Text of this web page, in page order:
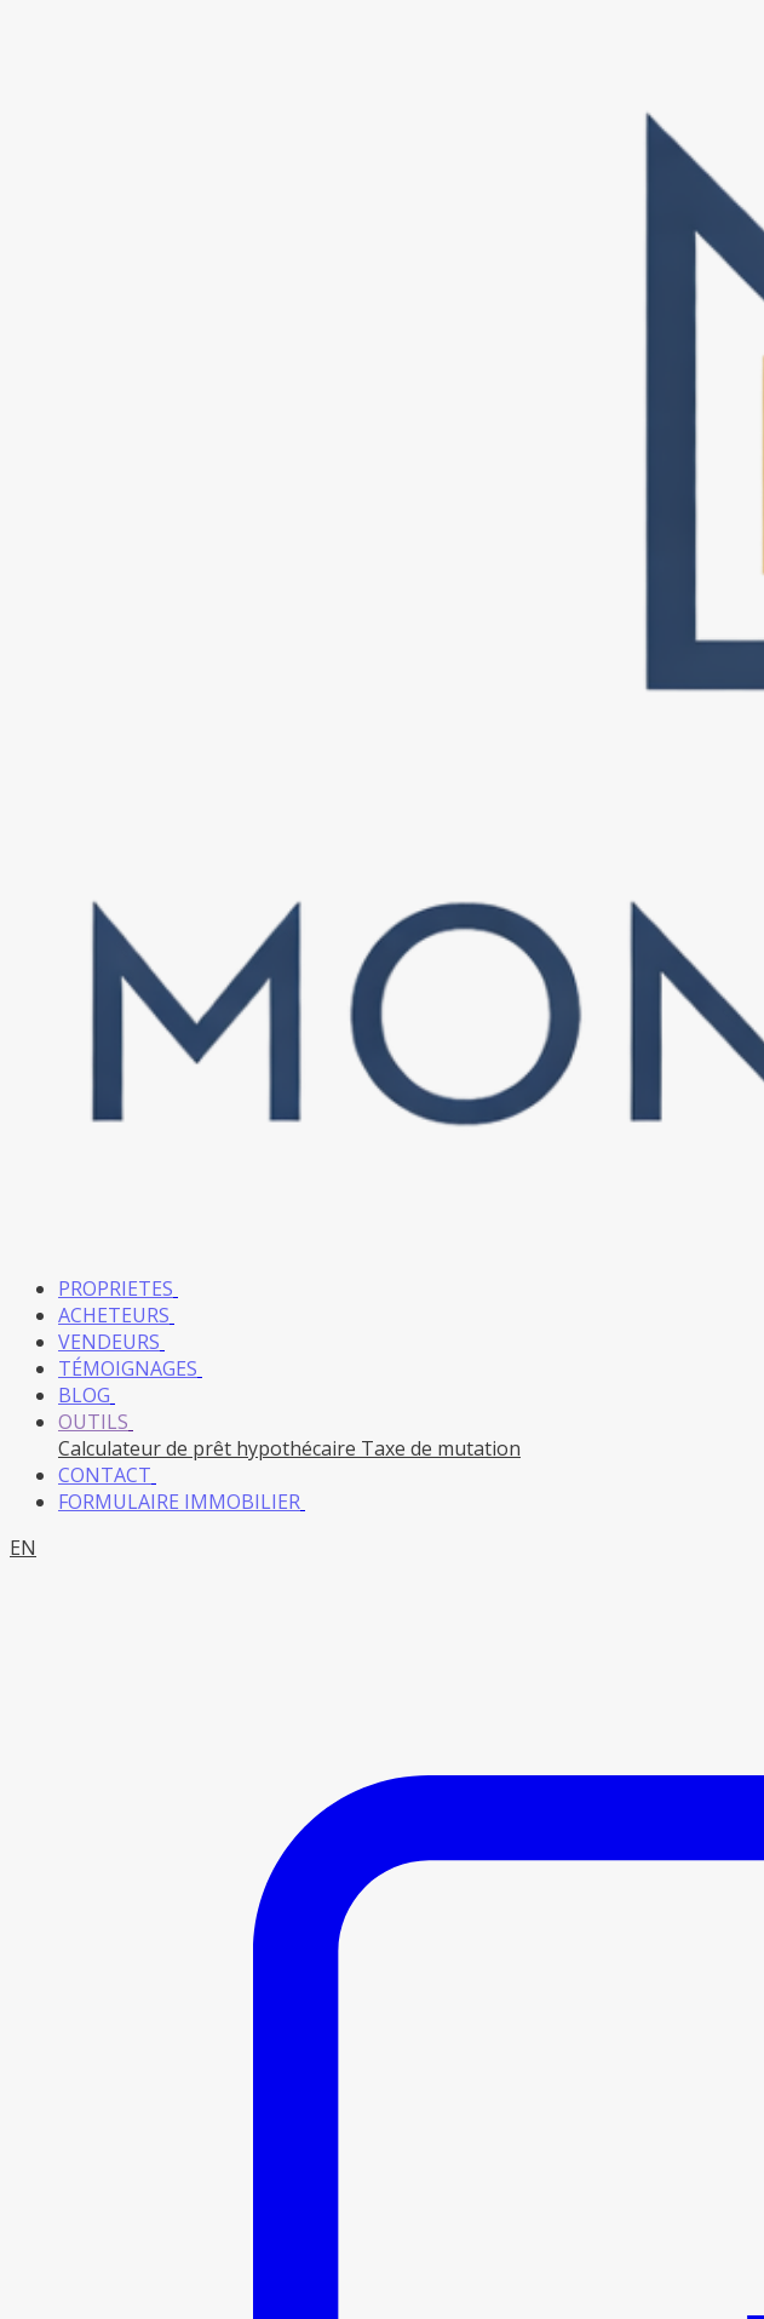
PROPRIETES
ACHETEURS
VENDEURS
TÉMOIGNAGES
BLOG
OUTILS
Calculateur de prêt hypothécaire Taxe de mutation
CONTACT
FORMULAIRE IMMOBILIER
EN